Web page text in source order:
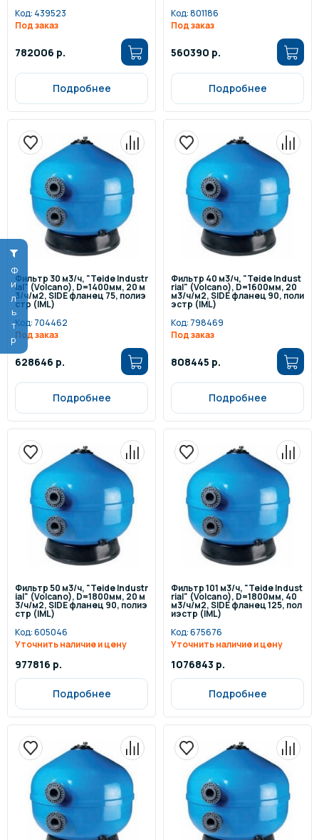
Фильтр
Код: 439523
Под заказ
782006 р.
Подробнее
Код:801186
Под заказ
560390 р.
Подробнее
Фильтр 30 м3/ч, "Teide Industr
ial" (Volcano), D=1400мм, 20 м
3/ч/м2, SIDE фланец 75, полиэ
стр (IML)
Код: 704462
Под заказ
628646 р.
Подробнее
Фильтр 40 м3/ч, "Teide Indust
rial" (Volcano), D=1600мм, 20
м3/ч/м2, SIDE фланец 90, поли
эстр (IML)
Код: 798469
Под заказ
808445 р.
Подробнее
Фильтр 50 м3/ч, "Teide Industr
ial" (Volcano), D=1800мм, 20 м
3/ч/м2, SIDE фланец 90, полиэ
стр (IML)
Код:605046
Уточнить наличие и цену
977816 р.
Подробнее
Фильтр 101 м3/ч, "Teide Indust
rial" (Volcano), D=1800мм, 40
м3/ч/м2, SIDE фланец 125, пол
иэстр (IML)
Код:675676
Уточнить наличие и цену
1076843 р.
Подробнее